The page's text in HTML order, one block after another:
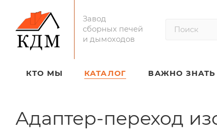
Завод
сборных печей
и дымоходов
КТО МЫ КАТАЛОГ ВАЖНО ЗНАТЬ
Адаптер-переход